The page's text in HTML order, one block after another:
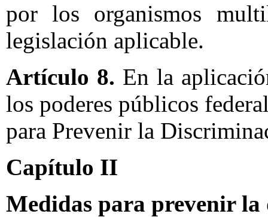
por los organismos
legislación aplicable.
Artículo 8. En la
los poderes públicos
para Prevenir la
Capítulo II
Medidas para prevenir